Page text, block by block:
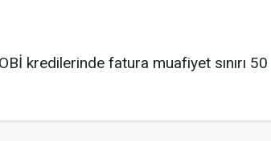
kredilerinde fatura muafiyet sınırı 50